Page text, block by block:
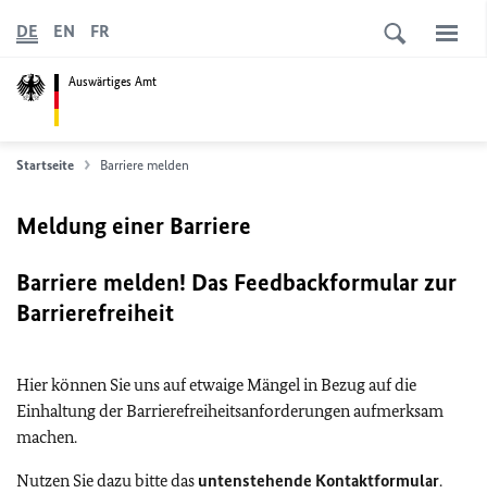
Auswärtiges Amt
DE EN FR
Startseite Barriere melden
Meldung einer Barriere
Barriere melden! Das Feedbackformular zur
Barrierefreiheit
Hier können Sie uns auf etwaige Mängel in Bezug auf die
Einhaltung der Barrierefreiheitsanforderungen aufmerksam
machen.
Nutzen Sie dazu bitte das untenstehende Kontaktformular.